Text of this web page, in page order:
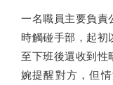
一名職員主要負責
時觸碰手部，起初
至下班後還收到性
婉提醒對方，但